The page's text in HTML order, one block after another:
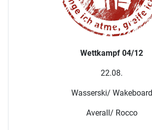
Wettkampf 04/12
22.08.
Wasserski/ Wakeboard
Averall/ Rocco